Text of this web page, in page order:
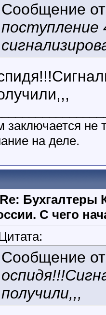
Сообщение
поступление
заключается не
на деле.
Re: Бухгалтеры
C чего
Сообщение
получили,,,